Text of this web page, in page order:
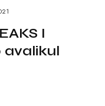
I
avalikul